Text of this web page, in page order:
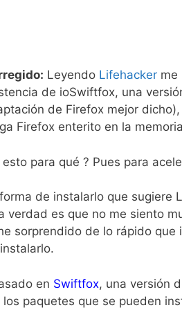
Leyendo Lifehacker me
de ioSwiftfox, una
de Firefox mejor
Firefox enterito en la
esto para qué ? Pues para
de instalarlo que sugiere
verdad es que no me siento
sorprendido de lo rápido que
en Swiftfox, una versión
paquetes que se pueden